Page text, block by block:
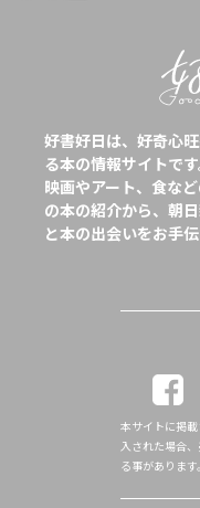
好書好日は、好奇心
る本の情報サイトです
映画やアート、食な
の本の紹介から、朝
と本の出会いをお手伝
本サイトに掲
入された場合
る事があります。